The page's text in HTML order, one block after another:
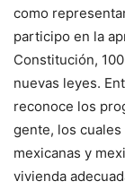
como
participo en la
Constitución,
nuevas leyes.
reconoce los
gente, los
mexicanas y
vivienda